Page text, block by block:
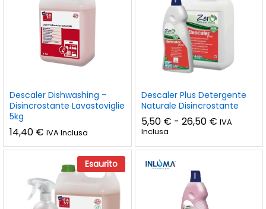
Descaler Dishwashing –
Disincrostante Lavastoviglie
5kg
14,40 € IVA Inclusa
Descaler Plus Detergente
Naturale Disincrostante
5,50 € - 26,50 €Fascia
da
IVA
Inclusa
Esaurito